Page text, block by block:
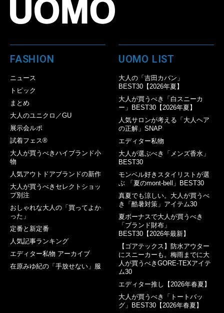
FASHION
ニュース
トピック
まとめ
大人のユニクロ／GU
展示会ルポ
試着フェス®︎
大人が買うべきハイブランド小
物
人気アウトドアブランドの新作
大人が買うべきセレクトショッ
プ別注
おしゃれな大人の「買ってよか
った」
定番と新定番
人気記事ランキング
エディター私物 アーカイブ
在原みゆ紀の「手放せない」服
UOMO LIST
大人の「吉田カバン」
BEST30【2026年夏】
大人が買うべき「白スニーカ
ー」BEST30【2026年夏】
人気サロンが考える「大人ヘア
の正解」SNAP
エディター私物
大人が選ぶべき「メンズ香水」
BEST30
モンベル好きスタイリストが選
ぶ 「夏のmont-bell」BEST30
真夏でも涼しい。大人が買うべ
き「酷暑対策」アイテム30
夏ボーナスで大人が買うべき
「ブランド財布」
BEST30【2026年最新】
【ゴアテックス】防水アウター
にスニーカーも。梅雨までに大
人が買うべきGORE-TEXアイテ
ム30
エディター推し【2026年春夏】
大人が買うべき「トートバッ
グ」BEST30【2026年春夏】